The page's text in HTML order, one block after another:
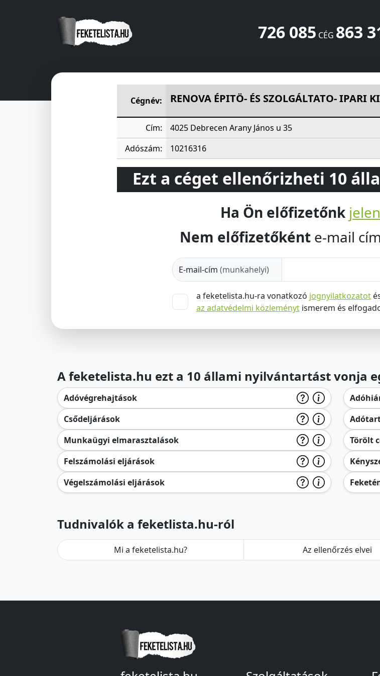
726 085 CÉG 863
Cégnév:
RENOVA ÉPITÖ- ÉS SZOLGÁLTATO- IPARI
Cím:
4025 Debrecen Arany János u 35
Adószám:
10216316
Ezt a céget ellenőrizheti 10
Ha Ön előfizetőnk
Nem előfizetőként e-mail
E-mail-cím (munkahelyi)
a feketelista.hu-ra vonatkozó jognyilatkozatot
az adatvédelmi közleménytismerem és
A feketelista.hu ezt a 10 állami nyilvántartást vonja
Adóvégrehajtások
Csődeljárások
Munkaügyi elmarasztalások
Felszámolási eljárások
Végelszámolási eljárások
Törölt
Tudnivalók a feketlista.hu-ról
Mi a feketelista.hu? Az ellenőrzés elvei